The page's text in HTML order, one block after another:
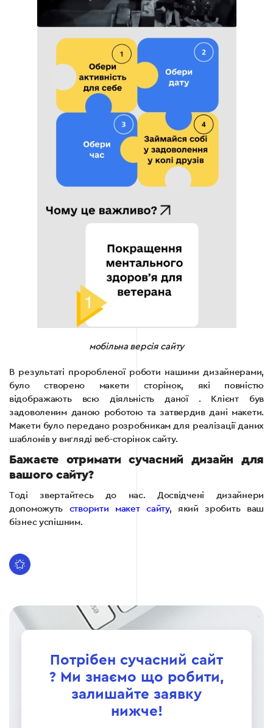
мобільна версія сайту
В результаті проробленої роботи нашими дизайнерами,
було створено макети сторінок, які повністю
відображають всю діяльність даної . Клієнт був
задоволеним даною роботою та затвердив дані макети.
Макети було передано розробникам для реалізації даних
шаблонів у вигляді веб-сторінок сайту.
Бажаєте отримати сучасний дизайн для
вашого сайту?
Тоді звертайтесь до нас. Досвідчені дизайнери
допоможуть створити макет сайту, який зробить ваш
бізнес успішним.
Потрібен сучасний сайт
? Ми знаємо що робити,
залишайте заявку
нижче!